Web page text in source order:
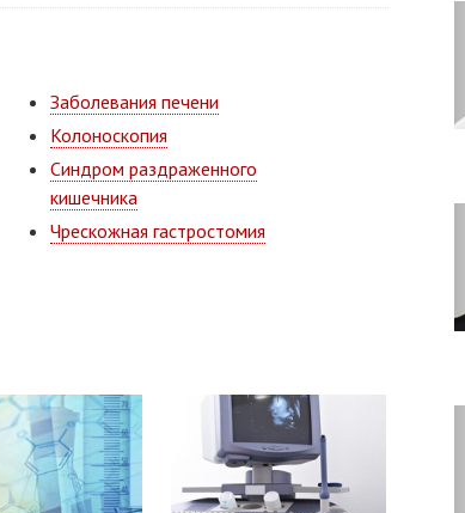
Заболевания печени
Колоноскопия
Синдром раздраженного
кишечника
Чрескожная гастростомия